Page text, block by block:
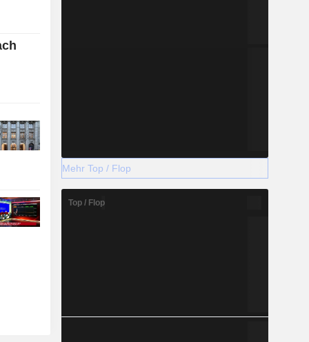
Mehr Top / Flop
Top / Flop